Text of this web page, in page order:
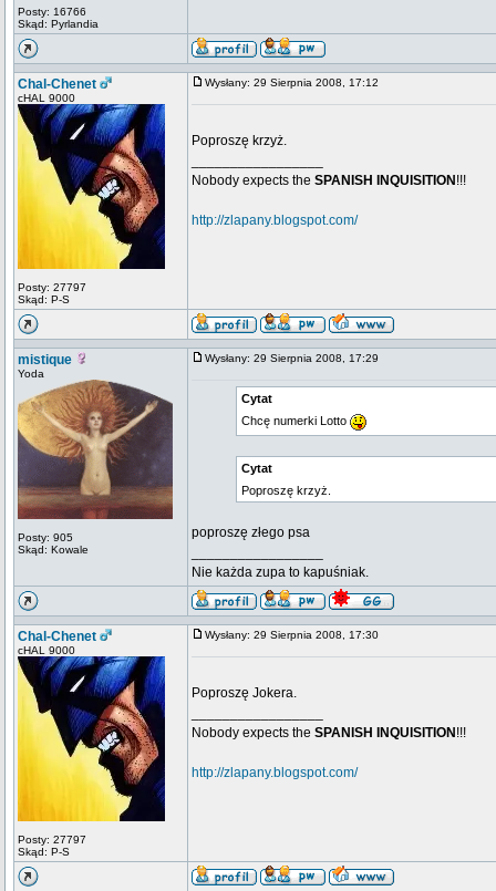
Posty: 16766
Skąd: Pyrlandia
Chal-Chenet
cHAL 9000
Posty: 27797
Skąd: P-S
Wysłany: 29 Sierpnia 2008, 17:12
Poproszę krzyż.
Nobody expects the SPANISH INQUISITION !!!
http://zlapany.blogspot.com/
mistique
Yoda
Posty: 905
Skąd: Kowale
Wysłany: 29 Sierpnia 2008, 17:29
Cytat
Chcę numerki Lotto
Cytat
Poproszę krzyż.
poproszę złego psa
Nie każda zupa to kapuśniak.
Chal-Chenet
cHAL 9000
Posty: 27797
Skąd: P-S
Wysłany: 29 Sierpnia 2008, 17:30
Poproszę Jokera.
Nobody expects the SPANISH INQUISITION !!!
http://zlapany.blogspot.com/